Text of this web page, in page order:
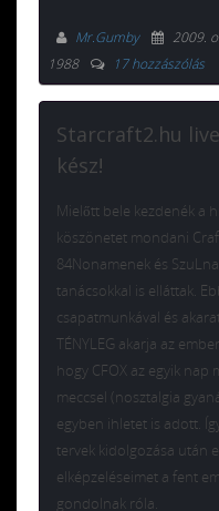
Mr.Gumby 2009.
1988
17 hozzászólás
Starcraft2.hu
kész!
Mielőtt bele kezdenék a
köszönetet mondani
84Nonamenek és
tanácsokkal is elláttak.
csapatmunkával és
TÉNYLEG akarja az
hogy CFOX az egyik
meccsel (nosztalgia
egyben ihletet is adott.
tervek kidolgozása után
elképzeléseimet a fent
gondolnak róla.